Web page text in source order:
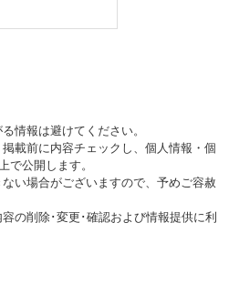
情報は避けてください。
載前に内容チェックし、個人情報・個
で公開します。
い場合がございますので、予めご容赦
の削除･変更･確認および情報提供に利